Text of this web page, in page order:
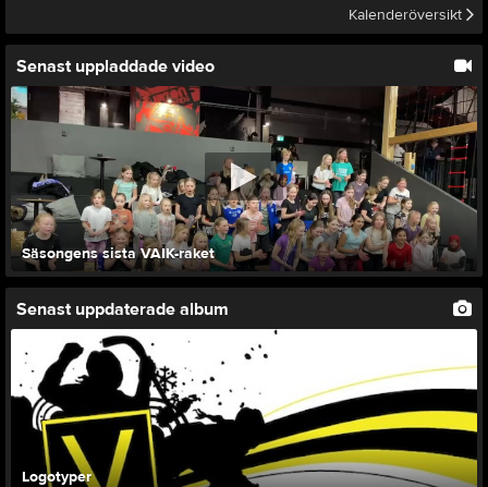
Kalenderöversikt
Senast uppladdade video
Säsongens sista VAIK-raket
Senast uppdaterade album
Logotyper